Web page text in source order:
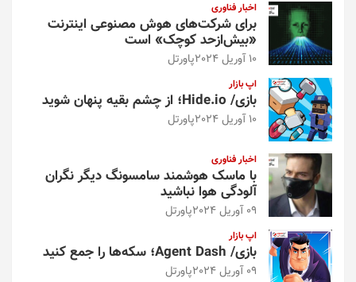
اخبار فناوری
برای شرکت‌های هوش مصنوعی اینترنت
«بیش‌از‌حد کوچک» است
10 آوریل 2024 پاورتل
اپ بازار
بازی/ Hide.io؛ از چشم بقیه پنهان شوید
10 آوریل 2024 پاورتل
اخبار فناوری
با ماسک هوشمند سامسونگ دیگر نگران
آلودگی هوا نباشید
09 آوریل 2024 پاورتل
اپ بازار
بازی/ Agent Dash؛ سکه‌ها را جمع کنید
09 آوریل 2024 پاورتل